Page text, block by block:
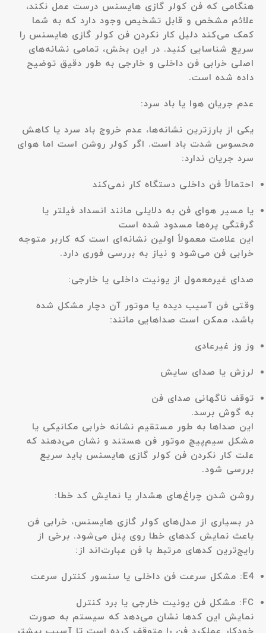
هنگامی که فن کولر گازی هایسنس درست عمل نکند،
علائم مشخص و قابل تشخیص وجود دارد که به شما
کمک می‌کند دلیل کار نکردن فن کولر گازی هایسنس را
سریع شناسایی کنید. در این بخش، تمامی نشانه‌های
اصلی خرابی فن داخلی و خارجی به طور دقیق توضیح
داده شده است.
عدم جریان هوا یا باد سرد:
یکی از بارزترین نشانه‌ها، عدم خروج باد سرد یا کاهش
محسوس شدت باد است. اگر کولر روشن است اما هوای
سرد جریان ندارد:
احتمالاً فن داخلی دستگاه کار نمی‌کند
یا مسیر هوای فن به دلایلی مانند انسداد فیلتر یا
گرفتگی پره‌ها مسدود شده است
این علامت معمولاً اولین نشانه‌ای است که کاربر متوجه
خرابی فن می‌شود و نیاز به بررسی فوری دارد.
صدای غیرمعمول از یونیت داخلی یا خارجی:
وقتی فن آسیب دیده یا موتور آن دچار مشکل شده
باشد، ممکن است صداهایی مانند:
وز وز غیرعادی
لرزش یا صدای سایش
توقف ناگهانی صدای فن
به گوش برسد.
این صداها به طور مستقیم نشانه خرابی مکانیکی یا
مشکل سیم‌پیچ موتور فن هستند و نشان می‌دهند که
علت کار نکردن فن کولر گازی هایسنس باید سریع
بررسی شود.
روشن شدن چراغ‌های هشدار یا نمایش کد خطا:
در بسیاری از مدل‌های کولر گازی هایسنس، خرابی فن
باعث نمایش کدهای خطا روی پنل می‌شود. برخی از
رایج‌ترین کدهای مرتبط با فن عبارت‌اند از:
E4: مشکل سرعت فن داخلی یا سنسور کنترل سرعت
FC: مشکل فن یونیت خارجی یا برد کنترل
نمایش این کدها نشان می‌دهد که سیستم به صورت